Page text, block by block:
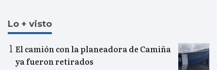
Lo + visto
El camión con la planeadora de Camiña
ya fueron retirados